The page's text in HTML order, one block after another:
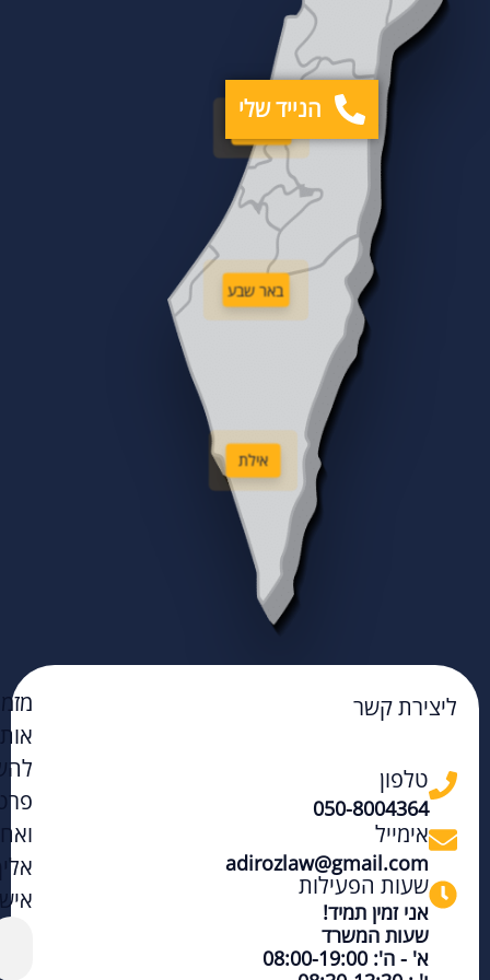
באר שבע
אילת
ליצירת קשר
טלפון
050-8004364
אימייל
adirozlaw@gmail.com
שעות הפעילות
אני זמין תמיד!
שעות המשרד
א' - ה': 08:00-19:00
הנייד שלי